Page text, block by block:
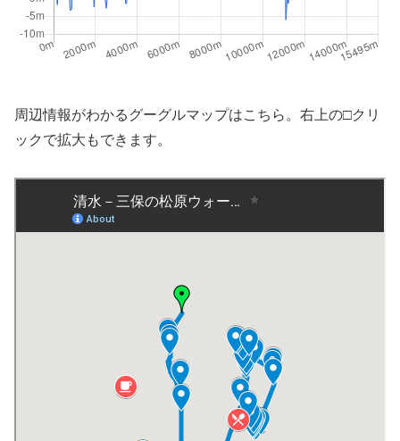
周辺情報がわかるグーグルマップはこちら。右上の□クリ
ックで拡大もできます。